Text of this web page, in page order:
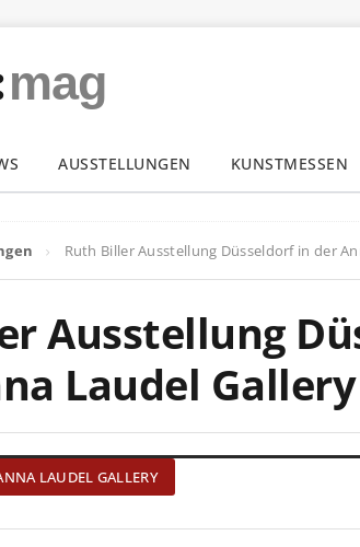
mag
AUSSTELLUNGEN KUNSTMESSEN
Ruth Biller Ausstellung Düsseldorf in der
Ausstellung
Laudel
LAUDEL GALLERY